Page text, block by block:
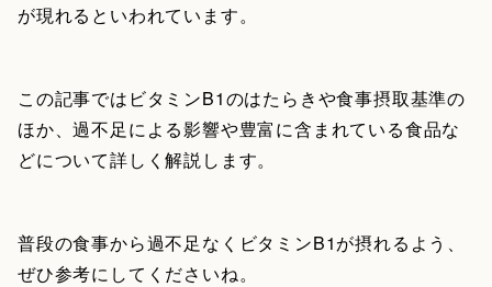
が現れるといわれています。
この記事ではビタミンB1のはたらきや食事摂取基準の
ほか、過不足による影響や豊富に含まれている食品な
どについて詳しく解説します。
普段の食事から過不足なくビタミンB1が摂れるよう、
ぜひ参考にしてくださいね。